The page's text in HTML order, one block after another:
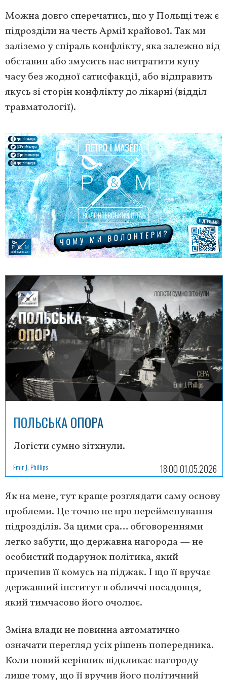
Можна довго сперечатись, що у Польщі теж є
підрозділи на честь Армії крайової. Так ми
заліземо у спіраль конфлікту, яка залежно від
обставин або змусить нас витратити купу
часу без жодної сатисфакції, або відправить
якусь зі сторін конфлікту до лікарні (відділ
травматології).
ПОЛЬСЬКА ОПОРА
Логісти сумно зітхнули.
Emir J. Phillips 18:00 01.05.2026
Як на мене, тут краще розглядати саму основу
проблеми. Це точно не про перейменування
підрозділів. За цими сра… обговореннями
легко забути, що державна нагорода — не
особистий подарунок політика, який
причепив її комусь на піджак. І що її вручає
державний інститут в обличчі посадовця,
який тимчасово його очолює.
Зміна влади не повинна автоматично
означати перегляд усіх рішень попередника.
Коли новий керівник відкликає нагороду
лише тому, що її вручив його політичний